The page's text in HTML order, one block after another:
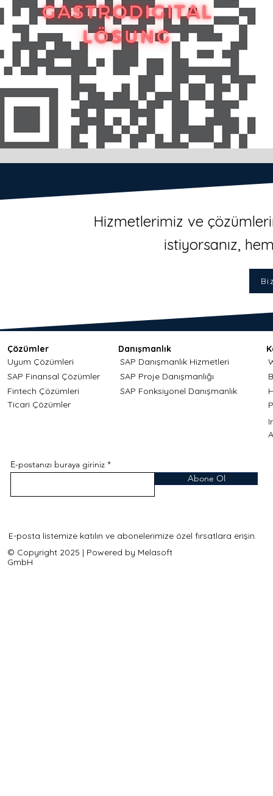
Hizmetlerimiz ve
istiyorsanız,
Çözümler
Uyum Çözümleri
SAP Finansal Çözümler
Fintech Çözümleri
Danışmanlık
SAP Danışmanlık Hizmetleri
SAP Proje Danışmanlığı
SAP Fonksiyonel Danışmanlık
Ticari Çözümler
E-postanızı buraya giriniz
Abone Ol
E-posta listemize katılın ve abonelerimize özel fırsatlara erişin.
© Copyright 2025 | Powered by Melasoft
GmbH